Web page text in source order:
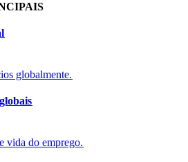
globalmente.​​
vida do emprego.​​